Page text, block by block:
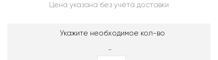
Цена указана без учёта доставки
Укажите необходимое кол-во
-